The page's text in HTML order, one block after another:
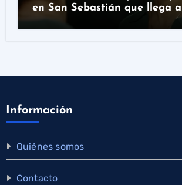
en San Sebastián que llega
Tenerife
Información
Quiénes somos
Contacto